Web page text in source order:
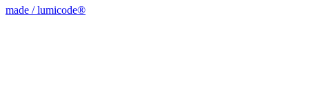
made / lumicode®